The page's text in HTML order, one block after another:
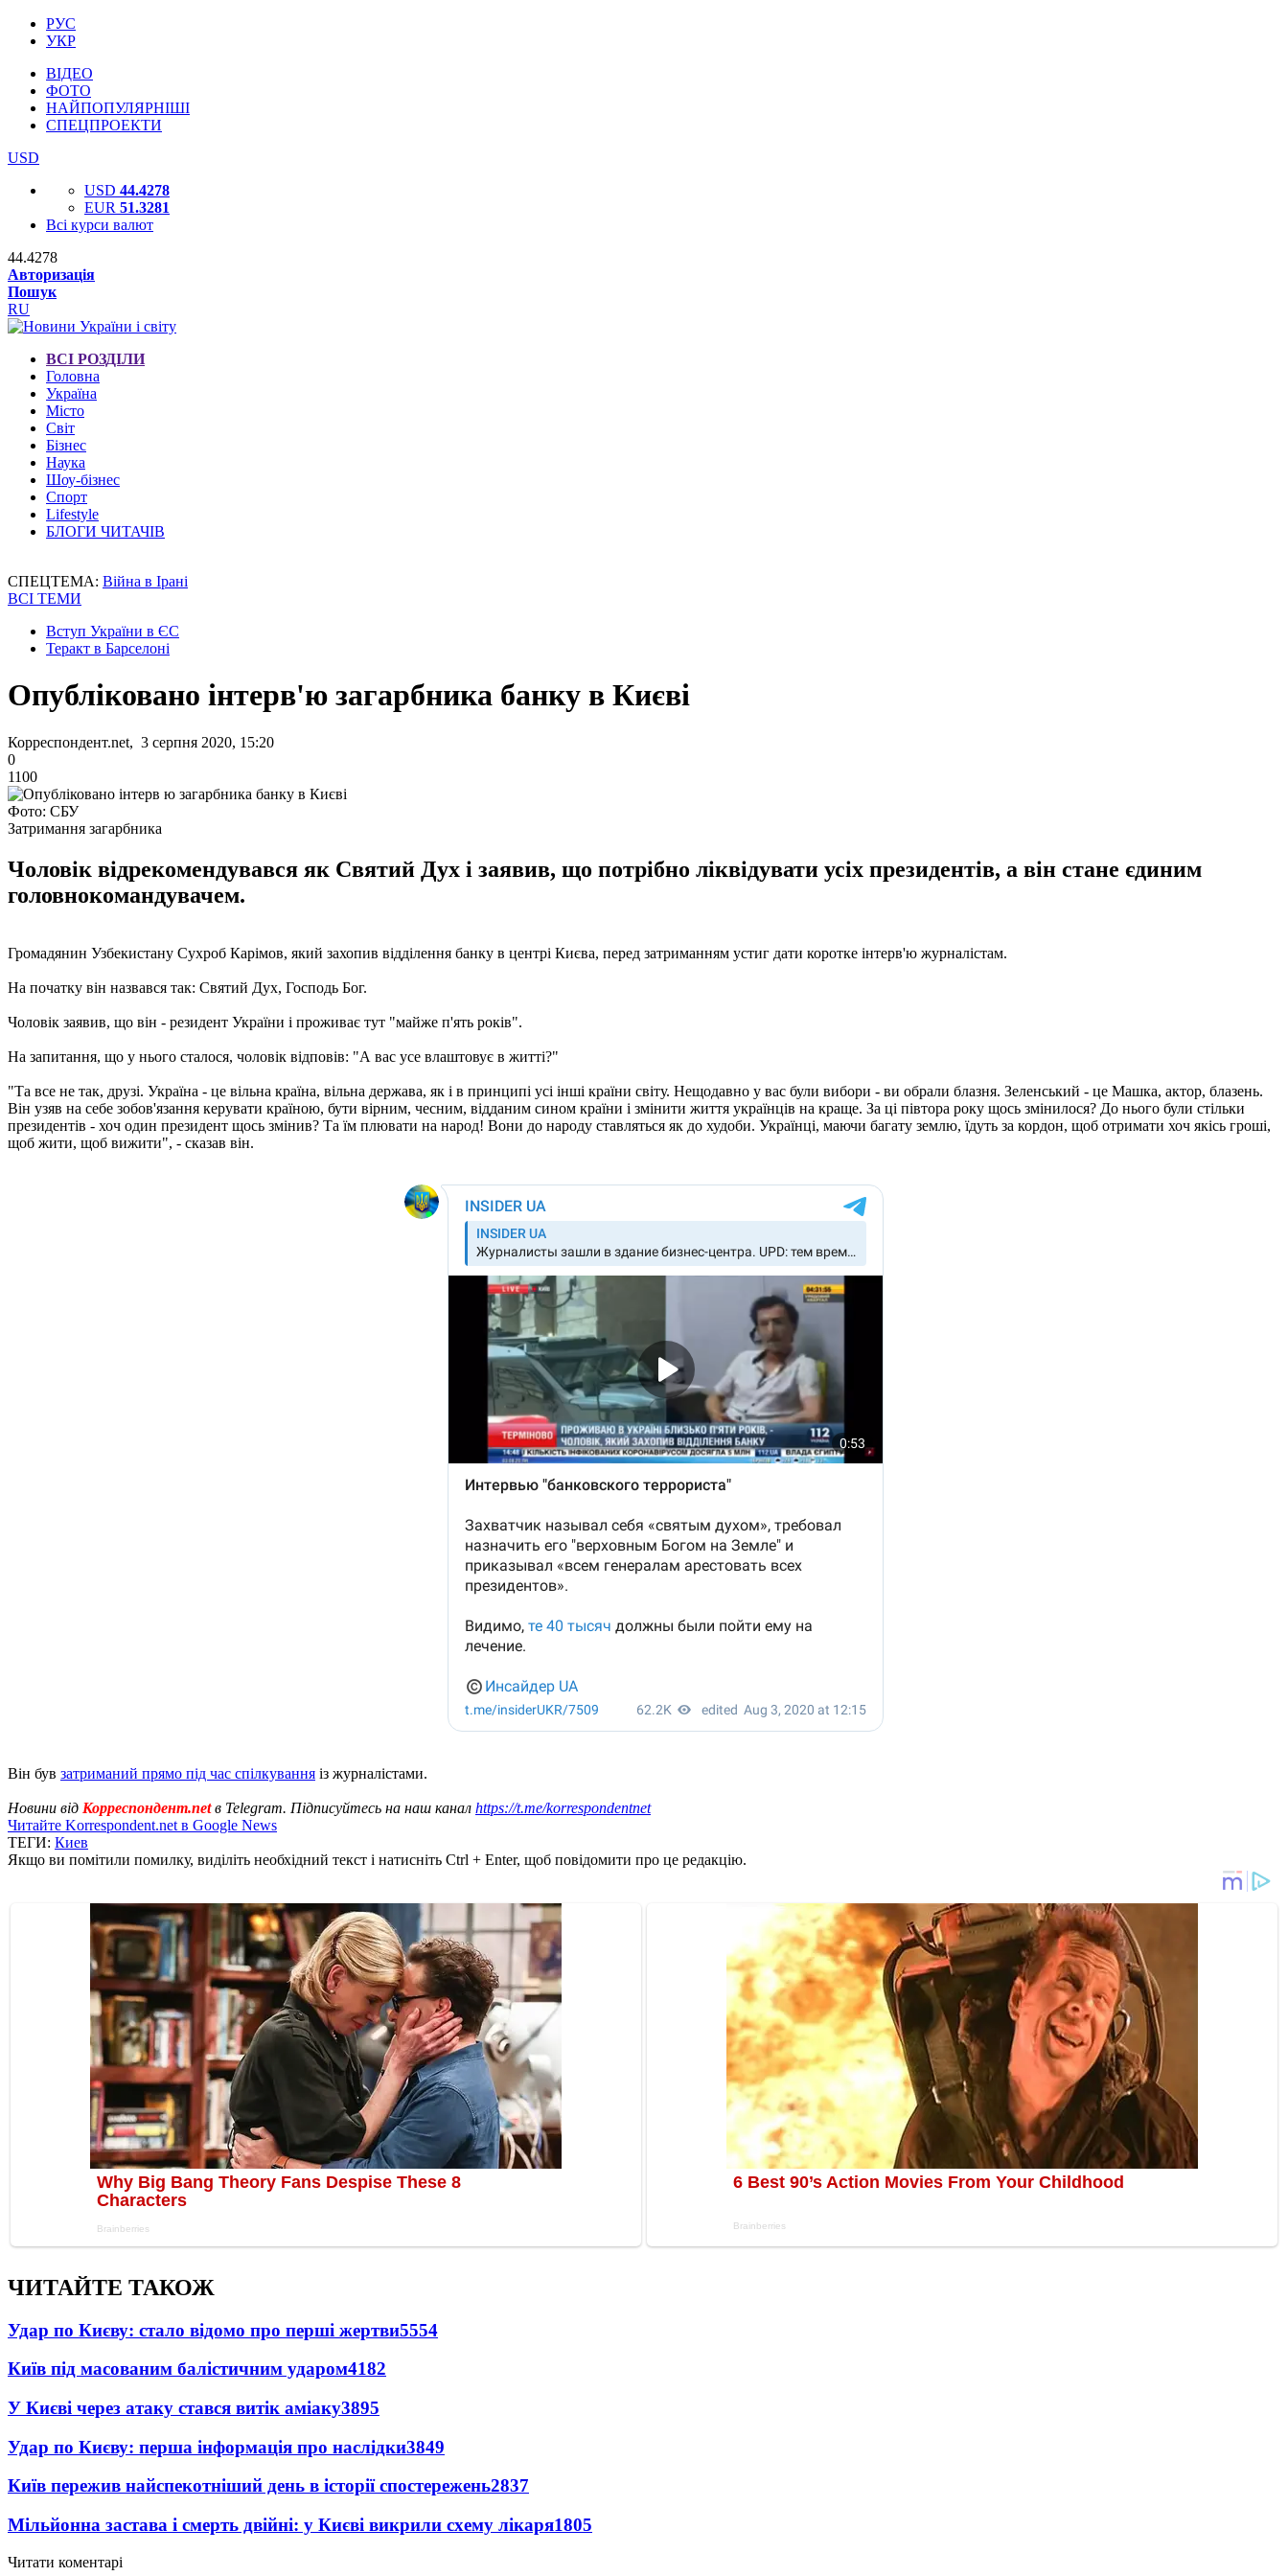
РУС
УКР
ВІДЕО
ФОТО
НАЙПОПУЛЯРНІШІ
СПЕЦПРОЕКТИ
USD
USD 44.4278
EUR 51.3281
Всі курси валют
44.4278
Авторизація
Пошук
RU
ВСІ РОЗДІЛИ
Головна
Україна
Місто
Світ
Бізнес
Наука
Шоу-бізнес
Спорт
Lifestyle
БЛОГИ ЧИТАЧІВ
СПЕЦТЕМА: Війна в Ірані
ВСІ ТЕМИ
Вступ України в ЄС
Теракт в Барселоні
Опубліковано інтерв'ю загарбника банку в Києві
Корреспондент.net, 3 серпня 2020, 15:20
0
1100
Фото: СБУ
Затримання загарбника
Чоловік відрекомендувався як Святий Дух і заявив, що потрібно ліквідувати усіх президентів, а він стане єдиним
головнокомандувачем.
Громадянин Узбекистану Сухроб Карімов, який захопив відділення банку в центрі Києва, перед затриманням устиг дати коротке інтерв'ю журналістам.
На початку він назвався так: Святий Дух, Господь Бог.
Чоловік заявив, що він - резидент України і проживає тут "майже п'ять років".
На запитання, що у нього сталося, чоловік відповів: "А вас усе влаштовує в житті?"
"Та все не так, друзі. Україна - це вільна країна, вільна держава, як і в принципі усі інші країни світу. Нещодавно у вас були вибори - ви обрали блазня. Зеленський - це Машка, актор, блазень.
Він узяв на себе зобов'язання керувати країною, бути вірним, чесним, відданим сином країни і змінити життя українців на краще. За ці півтора року щось змінилося? До нього були стільки
президентів - хоч один президент щось змінив? Та їм плювати на народ! Вони до народу ставляться як до худоби. Українці, маючи багату землю, їдуть за кордон, щоб отримати хоч якісь гроші,
щоб жити, щоб вижити", - сказав він.
Він був затриманий прямо під час спілкування із журналістами.
Новини від Корреспондент.netв Telegram. Підписуйтесь на наш канал https://t.me/korrespondentnet
Читайте Korrespondent.net в Google News
ТЕГИ: Киев
Якщо ви помітили помилку, виділіть необхідний текст і натисніть Ctrl + Enter, щоб повідомити про це редакцію.
ЧИТАЙТЕ ТАКОЖ
Удар по Києву: стало відомо про перші жертви5554
Київ під масованим балістичним ударом4182
У Києві через атаку стався витік аміаку3895
Удар по Києву: перша інформація про наслідки3849
Київ пережив найспекотніший день в історії спостережень2837
Мільйонна застава і смерть двійні: у Києві викрили схему лікаря1805
Читати коментарі